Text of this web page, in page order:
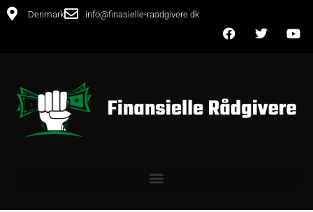
Denmark info@finasielle-raadgivere.dk